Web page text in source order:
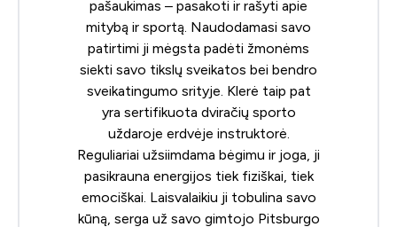
pašaukimas – pasakoti ir rašyti apie
mitybą ir sportą. Naudodamasi savo
patirtimi ji mėgsta padėti žmonėms
siekti savo tikslų sveikatos bei bendro
sveikatingumo srityje. Klerė taip pat
yra sertifikuota dviračių sporto
uždaroje erdvėje instruktorė.
Reguliariai užsiimdama bėgimu ir joga, ji
pasikrauna energijos tiek fiziškai, tiek
emociškai. Laisvalaikiu ji tobulina savo
kūną, serga už savo gimtojo Pitsburgo